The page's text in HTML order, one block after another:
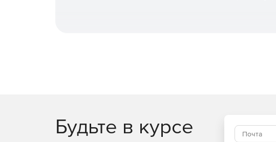
отображаются правильно, если смотреть в PowerPoint
Будьте в курсе